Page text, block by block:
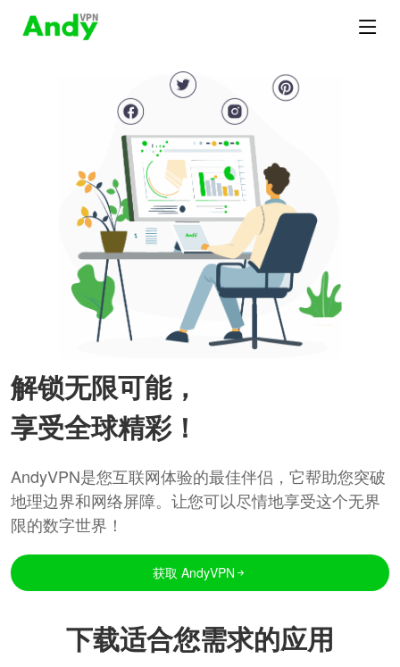
解锁无限可能，
享受全球精彩！
AndyVPN是您互联网体验的最佳伴侣，它帮助您突破
地理边界和网络屏障。让您可以尽情地享受这个无界
限的数字世界！
获取 AndyVPN
下载适合您需求的应用